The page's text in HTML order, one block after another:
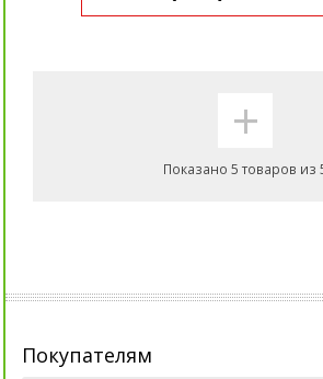
+
Показано 5 товаров из
Покупателям